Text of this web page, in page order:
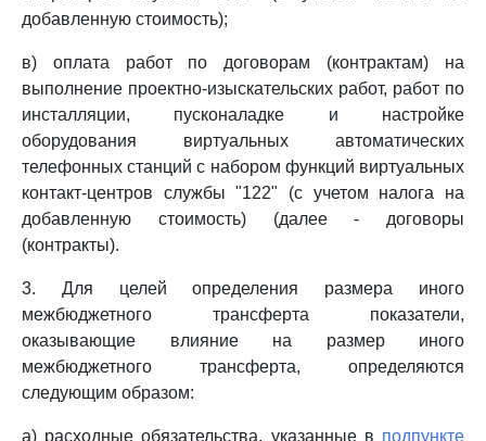
добавленную стоимость);
в) оплата работ по договорам (контрактам) на
выполнение проектно-изыскательских работ, работ по
инсталляции, пусконаладке и настройке
оборудования виртуальных автоматических
телефонных станций с набором функций виртуальных
контакт-центров службы "122" (с учетом налога на
добавленную стоимость) (далее - договоры
(контракты).
3. Для целей определения размера иного
межбюджетного трансферта показатели,
оказывающие влияние на размер иного
межбюджетного трансферта, определяются
следующим образом:
а) расходные обязательства, указанные в подпункте